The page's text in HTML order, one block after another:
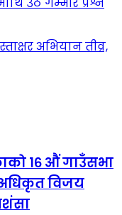
अभियान तीव्र,
१६ औं गाउँसभा
विजय